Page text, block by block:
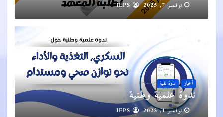
نوفمبر 7, 2025
أخبار ندوة علمية
ندوة علمية وطنية
نوفمبر 1, 2025